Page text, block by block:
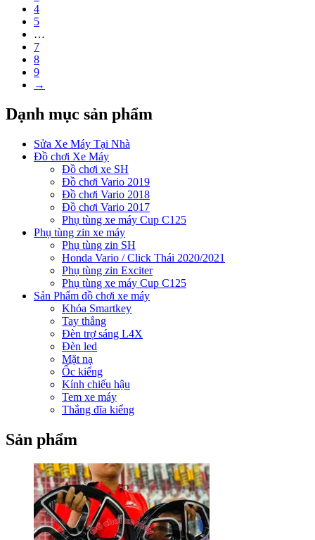
4
5
…
7
8
9
→
Dạnh mục sản phẩm
Sửa Xe Máy Tại Nhà
Đồ chơi Xe Máy
Đồ chơi xe SH
Đồ chơi Vario 2019
Đồ chơi Vario 2018
Đồ chơi Vario 2017
Phụ tùng xe máy Cup C125
Phụ tùng zin xe máy
Phụ tùng zin SH
Honda Vario / Click Thái 2020/2021
Phụ tùng zin Exciter
Phụ tùng xe máy Cup C125
Sản Phẩm đồ chơi xe máy
Khóa Smartkey
Tay thắng
Đèn trợ sáng L4X
Đèn led
Mặt nạ
Ốc kiểng
Kính chiếu hậu
Tem xe máy
Thắng đĩa kiểng
Sản phẩm